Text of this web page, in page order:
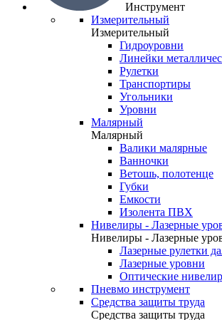
Инструмент
Измерительный
Измерительный
Гидроуровни
Линейки
Рулетки
Транспортиры
Угольники
Уровни
Малярный
Малярный
Валики малярные
Ванночки
Ветошь, полотенце
Губки
Емкости
Изолента ПВХ
Нивелиры - Лазерные
Нивелиры - Лазерные
Лазерные рулетки
Лазерные уровни
Оптические
Пневмо инструмент
Средства защиты труда
Средства защиты труда